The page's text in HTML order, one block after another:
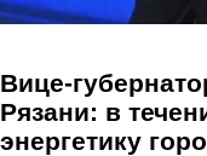
Вице-
Рязани: в
энергетику